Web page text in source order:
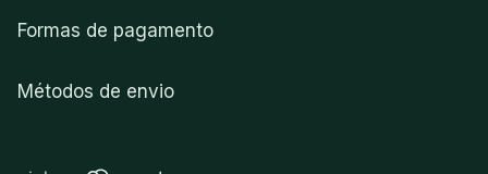
Formas de pagamento
Métodos de envio